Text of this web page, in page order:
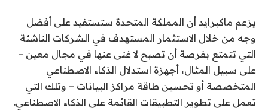
يزعم ماكبرايد أن المملكة المتحدة ستستفيد على أفضل
وجه من خلال الاستثمار المستهدف في الشركات الناشئة
التي تتمتع بفرصة أن تصبح لا غنى عنها في مجال معين –
على سبيل المثال، أجهزة استدلال الذكاء الاصطناعي
المتخصصة أو تحسين طاقة مراكز البيانات – وتلك التي
تعمل على تطوير التطبيقات القائمة على الذكاء الاصطناعي.